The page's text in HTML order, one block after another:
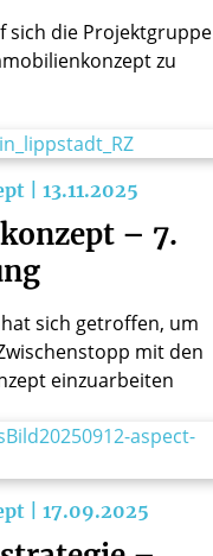
sich die Projektgruppe
zu
| 13.11.2025
– 7.
sich getroffen, um
mit den
einzuarbeiten
| 17.09.2025